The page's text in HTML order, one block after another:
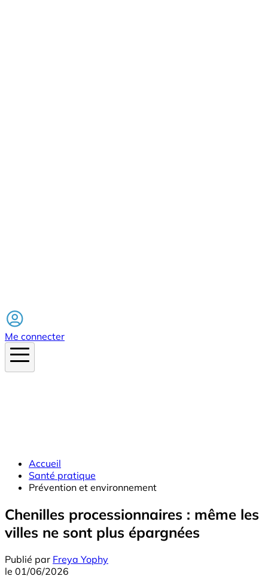
Me connecter
Accueil
Santé pratique
Prévention et environnement
Chenilles processionnaires : même les
villes ne sont plus épargnées
Publié par Freya Yophy
le 01/06/2026